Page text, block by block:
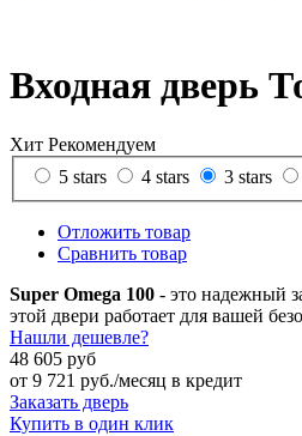
Входная дверь
Хит Рекомендуем
5 stars
4 stars 3 stars
Отложить товар
Сравнить товар
Super Omega 100 - это надежный
этой двери работает для вашей
Нашли дешевле?
48 605 руб
от 9 721 руб./месяц в кредит
Заказать дверь
Купить в один клик